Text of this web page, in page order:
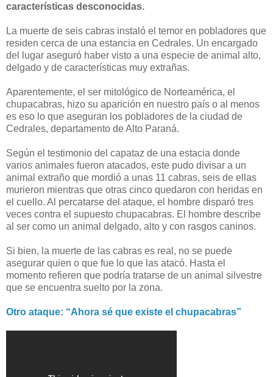
características desconocidas.
La muerte de seis cabras instaló el temor en pobladores que
residen cerca de una estancia en Cedrales. Un encargado
del lugar aseguró haber visto a una especie de animal alto,
delgado y de características muy extrañas.
Aparentemente, el ser mitológico de Norteamérica, el
chupacabras, hizo su aparición en nuestro país o al menos
es eso lo que aseguran los pobladores de la ciudad de
Cedrales, departamento de Alto Paraná.
Según el testimonio del capataz de una estacia donde
varios animales fueron atacados, este pudo divisar a un
animal extraño que mordió a unas 11 cabras, seis de ellas
murieron mientras que otras cinco quedaron con heridas en
el cuello. Al percatarse del ataque, el hombre disparó tres
veces contra el supuesto chupacabras. El hombre describe
al ser como un animal delgado, alto y con rasgos caninos.
Si bien, la muerte de las cabras es real, no se puede
asegurar quien o que fue lo que las atacó. Hasta el
momento refieren que podría tratarse de un animal silvestre
que se encuentra suelto por la zona.
Otro ataque: “Ahora sé que existe el chupacabras”